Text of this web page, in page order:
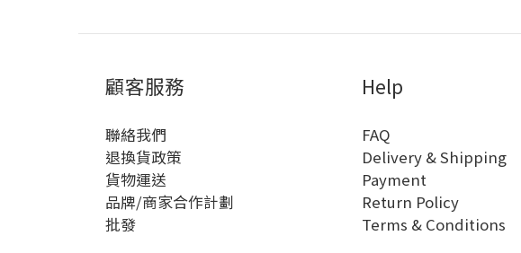
顧客服務
聯絡我們
退換貨政策
貨物運送
品牌/商家合作計劃
批發
Help
FAQ
Delivery & Shipping
Payment
Return Policy
Terms & Conditions